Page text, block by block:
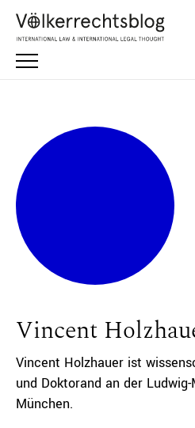
Vincent
Vincent Holzhauer ist
und Doktorand an der
München.